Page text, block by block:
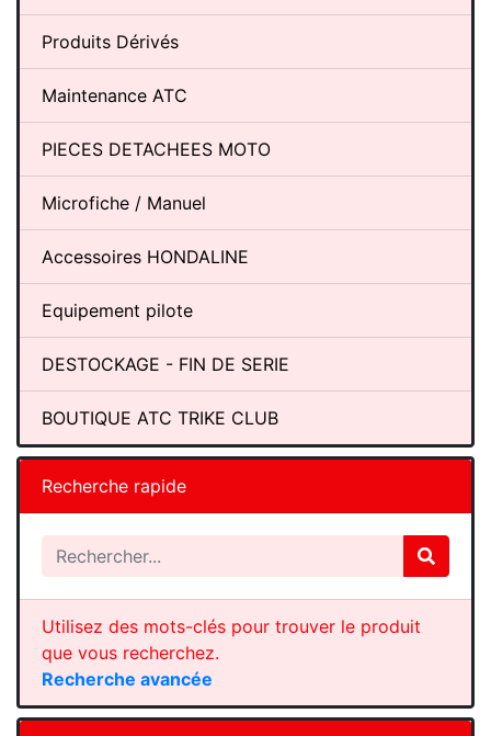
Produits Dérivés
Maintenance ATC
PIECES DETACHEES MOTO
Microfiche / Manuel
Accessoires HONDALINE
Equipement pilote
DESTOCKAGE - FIN DE SERIE
BOUTIQUE ATC TRIKE CLUB
Recherche rapide
Utilisez des mots-clés pour trouver le produit
que vous recherchez.
Recherche avancée